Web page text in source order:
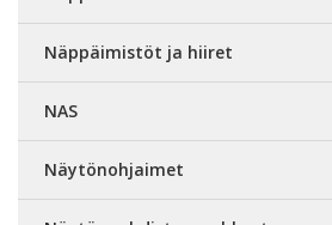
Näppäimistöt ja hiiret
NAS
Näytönohjaimet